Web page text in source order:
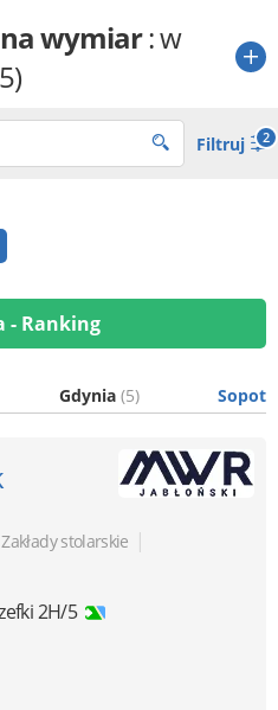
wymiar: w
Filtruj 2
- Ranking
Gdynia(5) Sopot
Zakłady stolarskie |
2H/5